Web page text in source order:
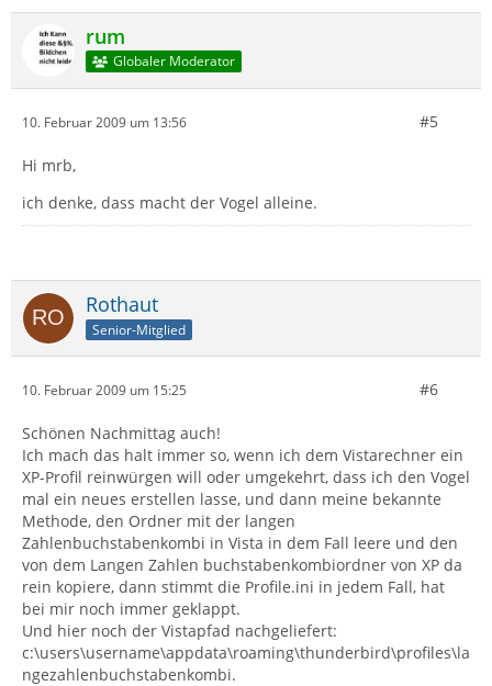
rum
Globaler Moderator
10. Februar 2009 um 13:56 #5
Hi mrb,
ich denke, dass macht der Vogel alleine.
Rothaut
Senior-Mitglied
10. Februar 2009 um 15:25 #6
Schönen Nachmittag auch!
Ich mach das halt immer so, wenn ich dem Vistarechner ein
XP-Profil reinwürgen will oder umgekehrt, dass ich den Vogel
mal ein neues erstellen lasse, und dann meine bekannte
Methode, den Ordner mit der langen
Zahlenbuchstabenkombi in Vista in dem Fall leere und den
von dem Langen Zahlen buchstabenkombiordner von XP da
rein kopiere, dann stimmt die Profile.ini in jedem Fall, hat
bei mir noch immer geklappt.
Und hier noch der Vistapfad nachgeliefert:
c:\users\username\appdata\roaming\thunderbird\profiles\la
ngezahlenbuchstabenkombi.